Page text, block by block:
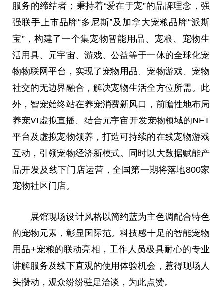
服务的缔结者；秉持着“爱在于宠”的品牌理念，强
强联手上市品牌“多尼斯”及加拿大宠粮品牌“派斯
宝”，构建了一个集宠物智能用品、宠粮、宠物生
活用具、元宇宙、游戏、公益等于一体的全球化宠
物物联网平台，实现了宠物用品、宠物游戏、宠物
社交的无边界融合，解决宠物生活全方位所需。此
外，智宠始终站在养宠消费新风口，前瞻性地布局
养宠VI虚拟直播、结合元宇宙开发宠物领域的NFT
平台及虚拟宠物领养，打造可持续的在线宠物游戏
互动，引领宠物经济新模式。同时以大数据赋能产
品开发及线下门店运营，全国第一期将落地800家
宠物社区门店。
展馆现场设计风格以简约蓝为主色调配合特色
的宠物元素，彰显国际范。科技感十足的智能宠物
用品+宠粮的联动亮相，工作人员极具耐心的专业
讲解服务及线下直观的使用体验机会，惹得现场人
头攒动，观众纷纷驻足洽谈，为此点赞。